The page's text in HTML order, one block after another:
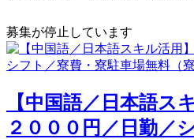
募集が停止しています
【中国語／日本語ス
２０００円／日勤／